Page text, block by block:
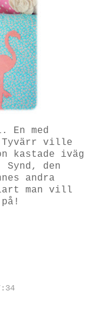
med
ville
kastade iväg
Synd, den
andra
man vill